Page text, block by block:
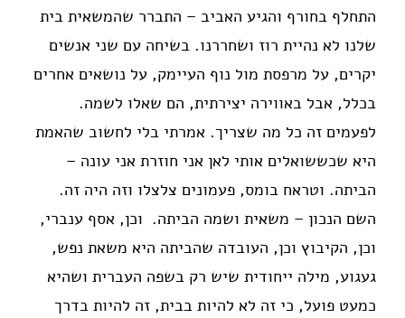
התחלף בחורף והגיע האביב – התברר שהמשאית בית
שלנו לא נהיית רוז ושחררנו. בשיחה עם שני אנשים
יקרים, על מרפסת מול נוף העיימק, על נושאים אחרים
בכלל, אבל באווירה יצירתית, הם שאלו לשמה.
לפעמים זה כל מה שצריך. אמרתי בלי לחשוב שהאמת
היא שכששואלים אותי לאן אני חוזרת אני עונה –
הביתה. וטראח בומס, פעמונים צלצלו וזה היה זה.
השם הנכון – משאית ושמה הביתה. וכן, אסף ענברי,
וכן, הקיבוץ וכן, העובדה שהביתה היא משאת נפש,
געגוע, מילה ייחודית שיש רק בשפה העברית ושהיא
כמעט פועל, כי זה לא להיות בבית, זה להיות בדרך